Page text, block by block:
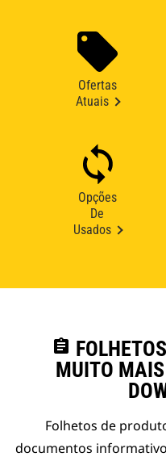
Ofertas
Atuais
Opções
De
Usados
assignment
MUITO
Folhetos de
documentos